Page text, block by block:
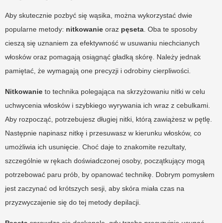
Aby skutecznie pozbyć się wąsika, można wykorzystać dwie
popularne metody: nitkowanie oraz pęseta . Oba te sposoby
cieszą się uznaniem za efektywność w usuwaniu niechcianych
włosków oraz pomagają osiągnąć gładką skórę. Należy jednak
pamiętać, że wymagają one precyzji i odrobiny cierpliwości.
Nitkowanie to technika polegająca na skrzyżowaniu nitki w celu
uchwycenia włosków i szybkiego wyrywania ich wraz z cebulkami.
Aby rozpocząć, potrzebujesz długiej nitki, którą zawiążesz w pętlę.
Następnie napinasz nitkę i przesuwasz w kierunku włosków, co
umożliwia ich usunięcie. Choć daje to znakomite rezultaty,
szczególnie w rękach doświadczonej osoby, początkujący mogą
potrzebować paru prób, by opanować technikę. Dobrym pomysłem
jest zaczynać od krótszych sesji, aby skóra miała czas na
przyzwyczajenie się do tej metody depilacji.